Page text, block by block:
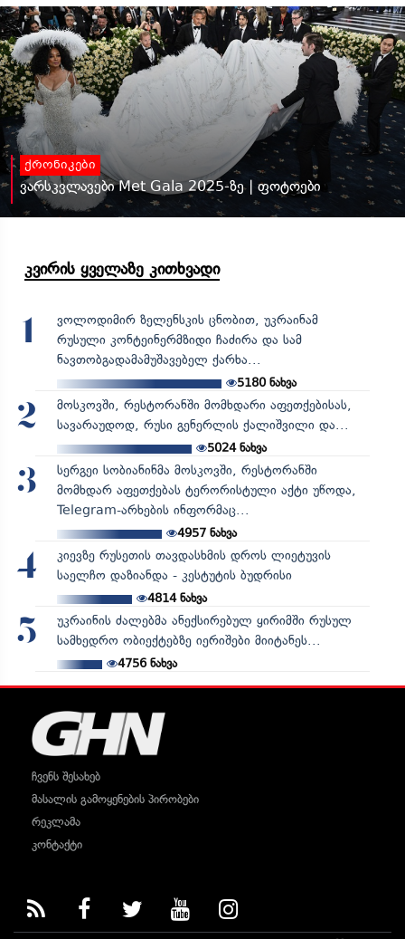
ქრონიკები
ვარსკვლავები Met Gala 2025-ზე | ფოტოები
კვირის ყველაზე კითხვადი
1
ვოლოდიმირ ზელენსკის ცნობით, უკრაინამ
რუსული კონტეინერმზიდი ჩაძირა და სამ
ნავთობგადამამუშავებელ ქარხა...
5180ნახვა
2
მოსკოვში, რესტორანში მომხდარი აფეთქებისას,
სავარაუდოდ, რუსი გენერლის ქალიშვილი და...
5024ნახვა
3
სერგეი სობიანინმა მოსკოვში, რესტორანში
მომხდარ აფეთქებას ტერორისტული აქტი უწოდა,
Telegram-არხების ინფორმაც...
4957ნახვა
4
კიევზე რუსეთის თავდასხმის დროს ლიეტუვის
საელჩო დაზიანდა - კესტუტის ბუდრისი
4814ნახვა
5
უკრაინის ძალებმა ანექსირებულ ყირიმში რუსულ
სამხედრო ობიექტებზე იერიშები მიიტანეს...
4756ნახვა
ჩვენს შესახებ
მასალის გამოყენების პირობები
რეკლამა
კონტაქტი